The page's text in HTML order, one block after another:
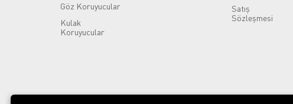
Göz Koruyucular
Kulak
Koruyucular
Satış
Sözleşmesi